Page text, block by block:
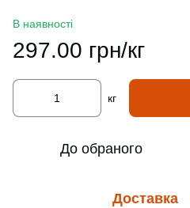
В наявності
297.00 грн/кг
кг
До обраного
Доставка